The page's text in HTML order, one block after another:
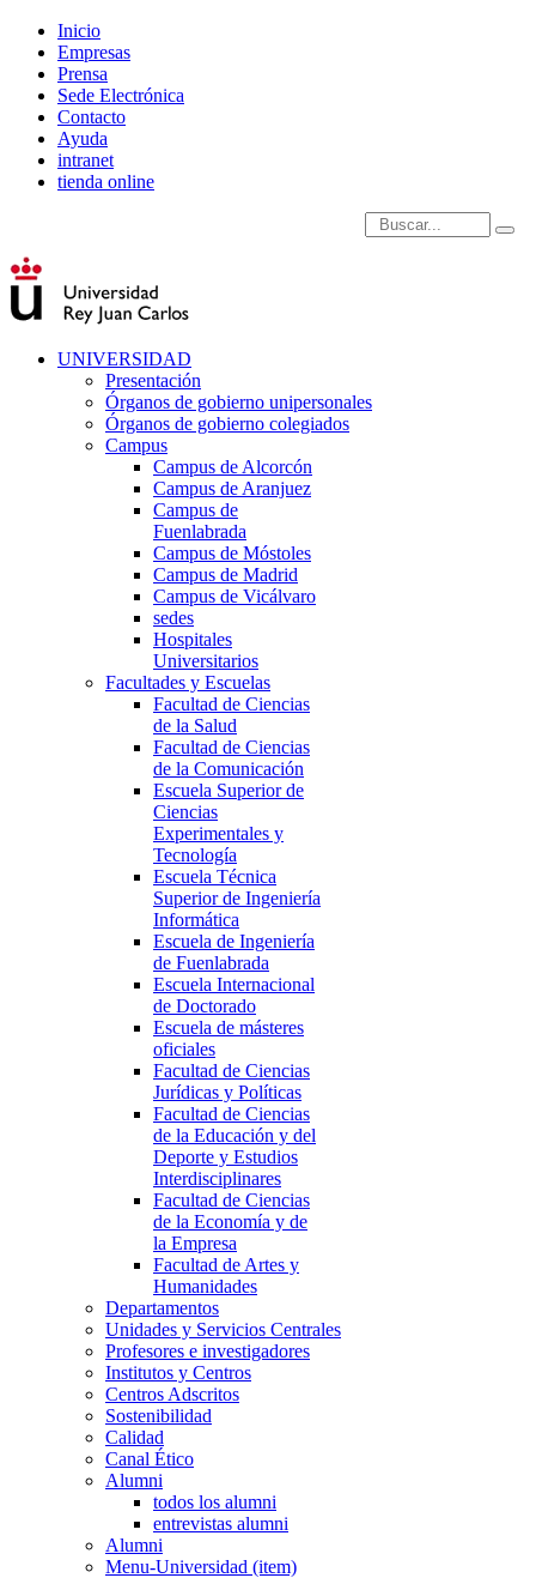
Inicio
Empresas
Prensa
Sede Electrónica
Contacto
Ayuda
intranet
tienda online
Introduce términos de
UNIVERSIDAD
Presentación
Órganos de gobierno unipersonales
Órganos de gobierno colegiados
Campus
Campus de Alcorcón
Campus de Aranjuez
Campus de
Fuenlabrada
Campus de Móstoles
Campus de Madrid
Campus de Vicálvaro
sedes
Hospitales
Universitarios
Facultades y Escuelas
Facultad de Ciencias
de la Salud
Facultad de Ciencias
de la Comunicación
Escuela Superior de
Ciencias
Experimentales y
Tecnología
Escuela Técnica
Superior de Ingeniería
Informática
Escuela de Ingeniería
de Fuenlabrada
Escuela Internacional
de Doctorado
Escuela de másteres
oficiales
Facultad de Ciencias
Jurídicas y Políticas
Facultad de Ciencias
de la Educación y del
Deporte y Estudios
Interdisciplinares
Facultad de Ciencias
de la Economía y de
la Empresa
Facultad de Artes y
Humanidades
Departamentos
Unidades y Servicios Centrales
Profesores e investigadores
Institutos y Centros
Centros Adscritos
Sostenibilidad
Calidad
Canal Ético
Alumni
todos los alumni
entrevistas alumni
Alumni
Menu-Universidad (item)